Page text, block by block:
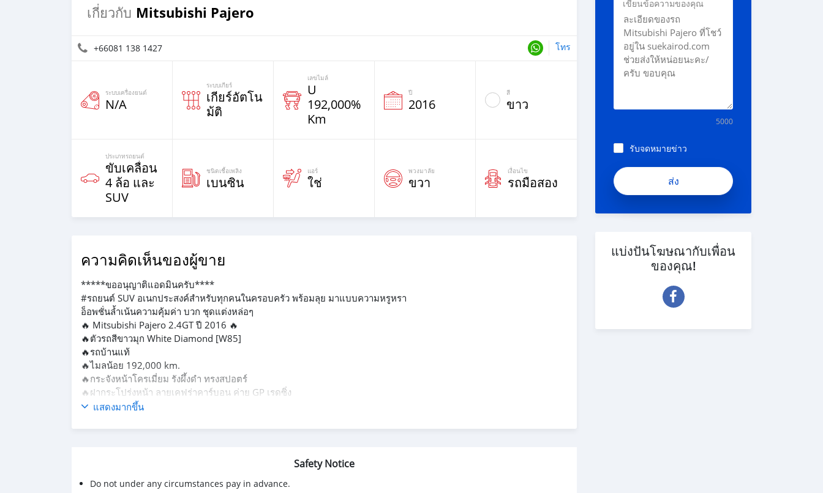
เกี่ยวกับ Mitsubishi Pajero
+66081 138 1427 โทร
ระบบเครื่องยนต์
N/A
ระบบเกียร์
เกียร์อัตโน
ม้ติ
เลขไมล์
U
192,000%
Km
ปี
2016
สี
ขาว
ประเภทรถยนต์
ขับเคลื่อน
4 ล้อ และ
SUV
ชนิดเชื้อเพลิง
เบนซิน
แอร์
ใช่
พวงมาลัย
ขวา
เงื่อนไข
รถมือสอง
ความคิดเห็นของผู้ขาย
*****ขออนุญาติแอดมินครับ****
#รถยนต์ SUV อเนกประสงค์สำหรับทุกคนในครอบครัว พร้อมลุย มาแบบความหรูหรา
อ็อพชั่นล้ำเน้นความคุ้มค่า บวก ชุดแต่งหล่อๆ
🔥 Mitsubishi Pajero 2.4GT ปี 2016 🔥
🔥ตัวรถสีขาวมุก White Diamond [W85]
🔥รถบ้านแท้
🔥ไมลน้อย 192,000 km.
🔥กระจังหน้าโครเมี่ยม รังผึ้งดำ ทรงสปอตร์
🔥ฝากระโปร่งหน้า ลายเคฟร่าคาร์บอน ค่าย GP เรดซิ่ง
✨️สเกริต์รอบคัน ค่าย Zamurai
🔥สปอยเลอร์หลัง
🔥เบาะคู่หน้าปรับไฟฟ้า
แสดงมากขึ้น
Safety Notice
Do not under any circumstances pay in advance.
เขียนข้อความของคุณ
5000
รับจดหมายข่าว
แบ่งปันโฆษณากับเพื่อน
ของคุณ!